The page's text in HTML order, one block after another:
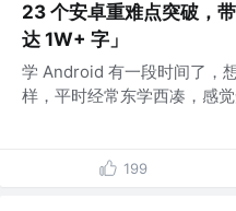
23 个安卓重难点突破，
达 1W+ 字」
学 Android 有一段时间了，
样，平时经常东学西凑，感
199